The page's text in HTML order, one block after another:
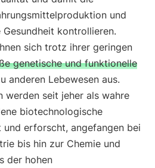
und
kontrollieren.
sich trotz ihrer geringen
genetische und funktionelle
anderen Lebewesen aus.
werden seit jeher als wahre
biotechnologische
erforscht, angefangen bei
bis hin zur Chemie und
der hohen